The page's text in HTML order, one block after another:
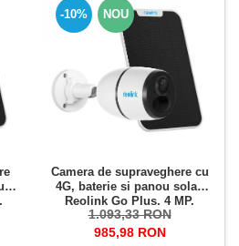
-10% NOU
Camera de supraveghere cu
4G, baterie si panou solar,
Reolink Go Plus, 4 MP,
detectare persoana/vehicul,
notificari pe telefon
1.093,33 RON
985,98 RON